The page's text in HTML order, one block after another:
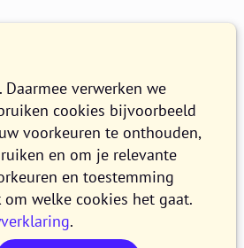
verwerken we
cookies bijvoorbeeld
voorkeuren te onthouden,
en om je relevante
en toestemming
welke cookies het gaat.
.
2024.08
LEZEN